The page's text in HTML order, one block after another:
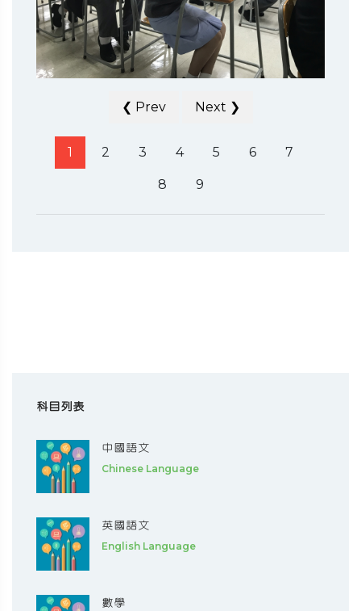
❮ Prev Next ❯
1 2 3 4 5 6 7
8 9
科目列表
中國語文
Chinese Language
英國語文
English Language
數學